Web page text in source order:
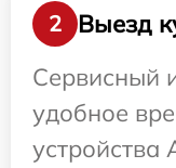
2
Выезд
Сервисный
удобное
устройства